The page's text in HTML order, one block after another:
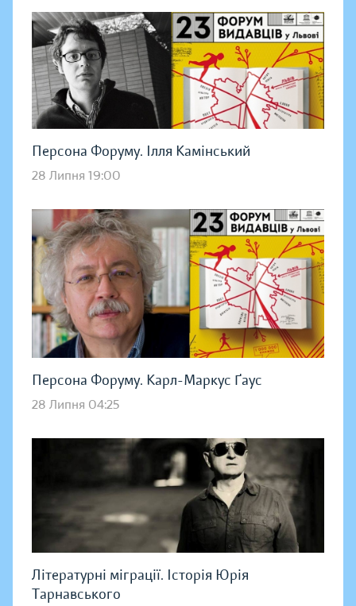
Персона Форуму. Ілля Камінський
28 Липня 19:00
Персона Форуму. Карл-Маркус Ґаус
28 Липня 04:25
Літературні міграції. Історія Юрія
Тарнавського